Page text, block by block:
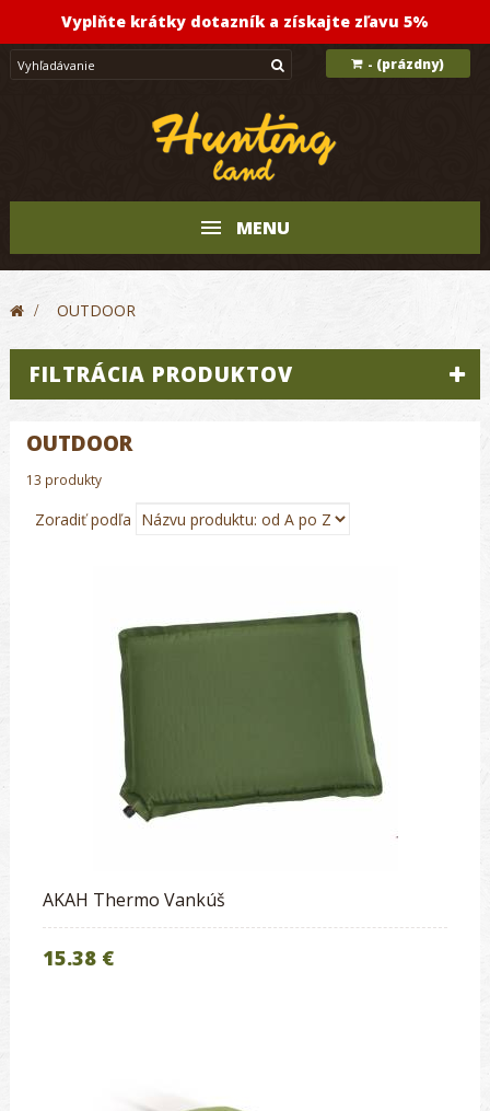
Vyplňte krátky dotazník a získajte zľavu 5%
- (prázdny)
MENU
> OUTDOOR
FILTRÁCIA PRODUKTOV
OUTDOOR
13 produkty
Zoradiť podľa
AKAH Thermo Vankúš
15.38 €